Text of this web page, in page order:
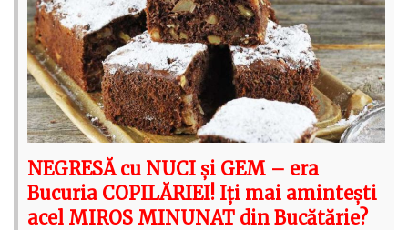
NEGRESĂ cu NUCI și GEM – era
Bucuria COPILĂRIEI! Iți mai amintești
acel MIROS MINUNAT din Bucătărie?